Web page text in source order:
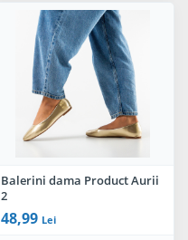
Balerini dama Product Aurii
2
48,99 Lei